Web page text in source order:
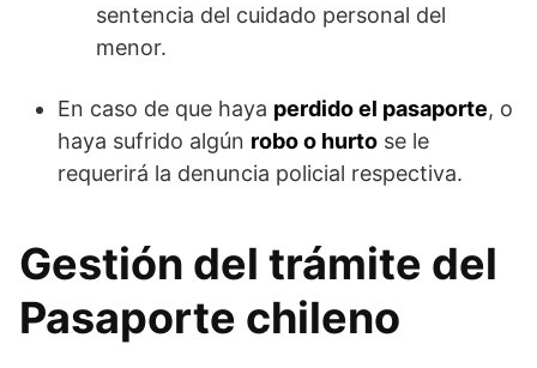
sentencia del cuidado personal del
menor.
En caso de que haya perdido el pasaporte, o
haya sufrido algún robo o hurto se le
requerirá la denuncia policial respectiva.
Gestión del trámite del
Pasaporte chileno